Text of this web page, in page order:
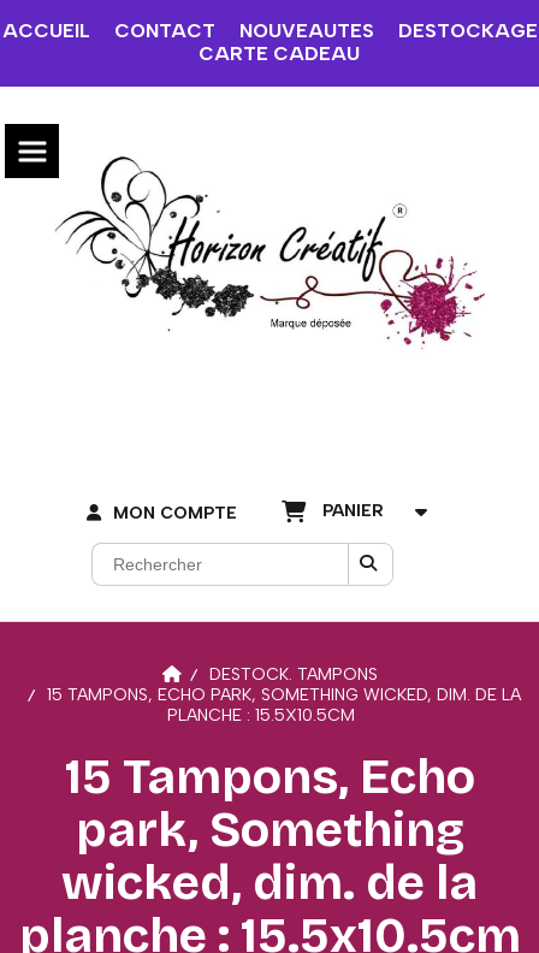
ACCUEIL CONTACT NOUVEAUTES
DESTOCKAGE
CARTE CADEAU
MON COMPTE PANIER
DESTOCK. TAMPONS
15 TAMPONS, ECHO PARK, SOMETHING WICKED, DIM. DE LA
PLANCHE : 15.5X10.5CM
15 Tampons, Echo
park, Something
wicked, dim. de la
planche : 15.5x10.5cm